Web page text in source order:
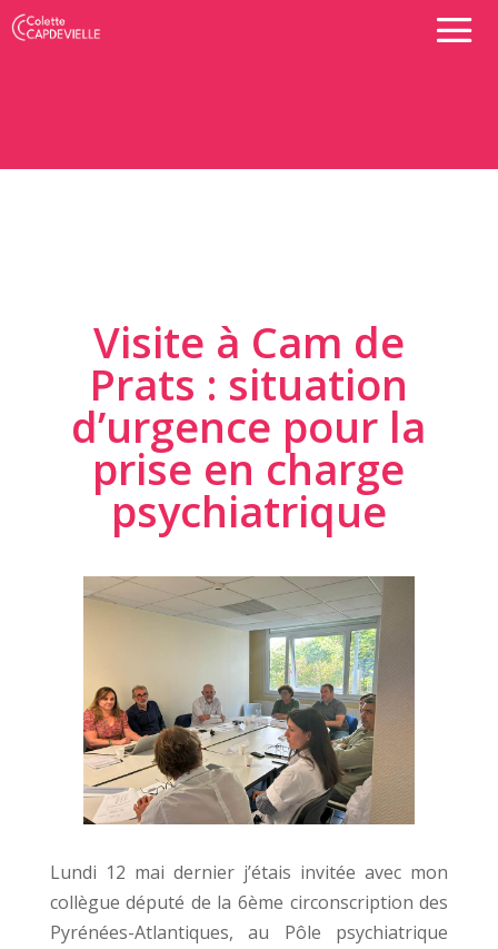
Visite à Cam de
Prats : situation
d’urgence pour la
prise en charge
psychiatrique
Lundi 12 mai dernier j’étais invitée avec mon
collègue député de la 6ème circonscription des
Pyrénées-Atlantiques, au Pôle psychiatrique